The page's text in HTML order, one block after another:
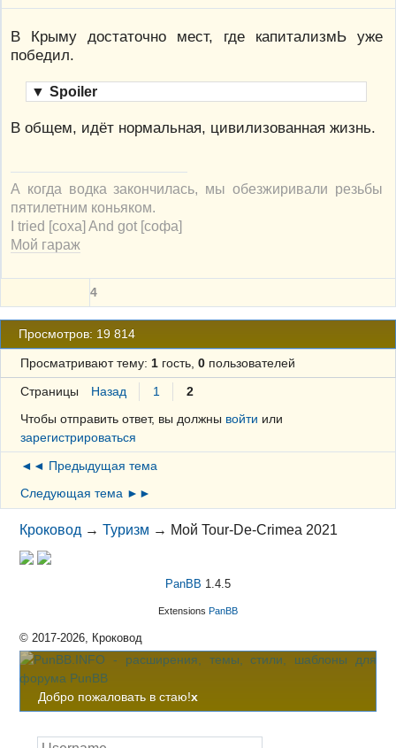
В Крыму достаточно мест, где капитализмЬ уже
победил.
▼ Spoiler
В общем, идёт нормальная, цивилизованная жизнь.
А когда водка закончилась, мы обезжиривали резьбы
пятилетним коньяком.
I tried [соха] And got [софа]
Мой гараж
4
Просмотров: 19 814
Просматривают тему: 1гость, 0пользователей
Страницы Назад 1
2
Чтобы отправить ответ, вы должны войти или
зарегистрироваться
◄◄ Предыдущая тема
Следующая тема ►►
Кроковод →Туризм → Мой Tour-De-Crimea 2021
PanBB 1.4.5
Extensions PanBB
© 2017-2026, Кроковод
Добро пожаловать в стаю!x